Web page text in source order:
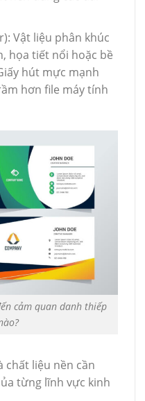
Vật liệu phân khúc
họa tiết nổi hoặc bề
hút mực mạnh
hơn file máy tính
cảm quan danh thiếp
chất liệu nền cần
từng lĩnh vực kinh